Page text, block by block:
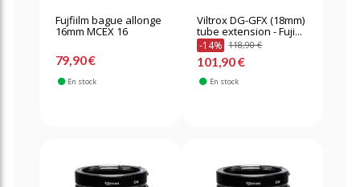
Fujfiilm bague allonge
16mm MCEX 16
79,90 €
En stock
Viltrox DG-GFX (18mm)
tube extension - Fuji...
-14% 118,90 €
101,90 €
En stock